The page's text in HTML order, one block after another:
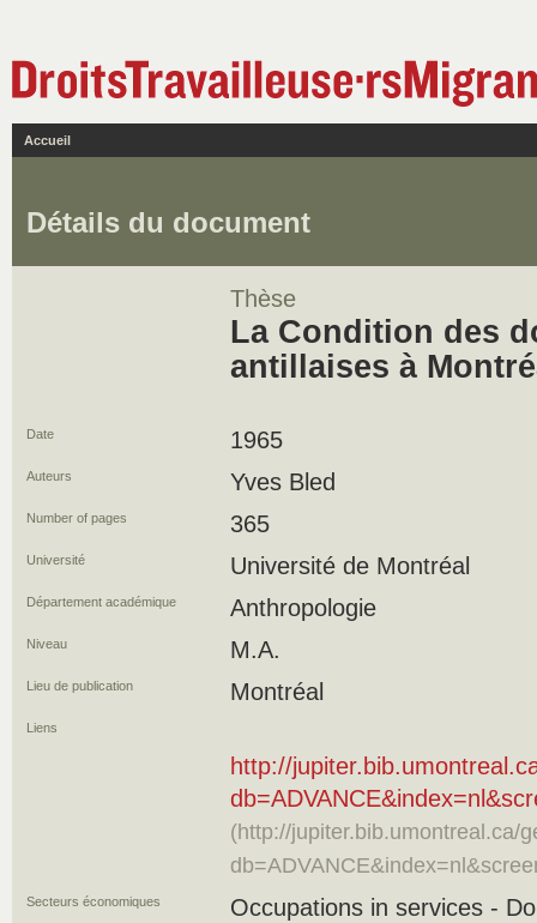
Accueil
Détails du document
Thèse
La Condition des
antillaises à
Date 1965
Auteurs Yves Bled
Number of pages 365
Université Université de Montréal
Département académique Anthropologie
Niveau M.A.
Lieu de publication Montréal
Liens
http://
(http://jupiter.bib.umontreal.ca/
Secteurs économiques Occupations in services -